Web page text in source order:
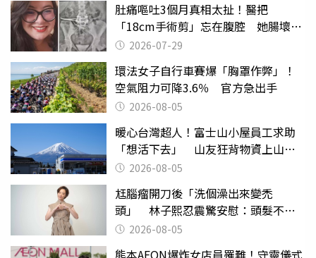
肚痛嘔吐3個月真相太扯！醫把
「18cm手術剪」忘在腹腔 她腸壞死
險喪命
2026-07-29
環法女子自行車賽爆「胸罩作弊」！
空氣阻力可降3.6％ 官方急出手
2026-08-05
暖心台灣超人！富士山小屋員工求助
「想活下去」 山友狂背物資上山：
台灣真的是寶島
2026-08-05
尪腦瘤開刀後「洗個澡出來變禿
頭」 林子熙忍震驚安慰：頭髮不重
要 2026-08-05
熊本AEON爆炸女店員罹難！守靈儀式